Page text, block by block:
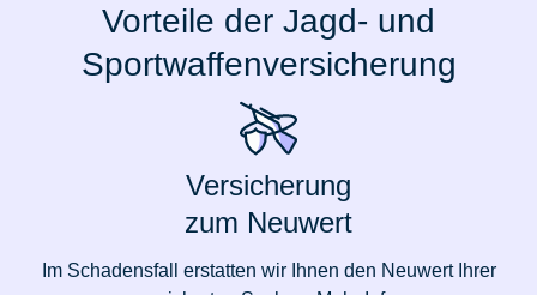
Vorteile der Jagd- und
Sportwaffenversicherung
Versicherung
zum Neuwert
Im Schadensfall erstatten wir Ihnen den Neuwert Ihrer